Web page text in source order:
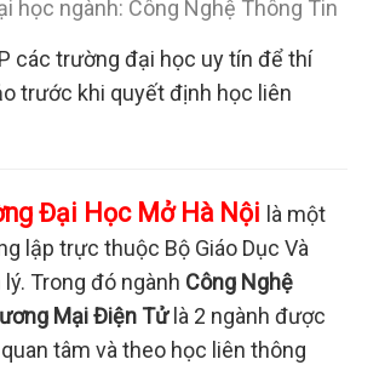
học ngành: Công Nghệ Thông Tin
các trường đại học uy tín để thí
trước khi quyết định học liên
Đại Học Mở Hà Nội là một
lập trực thuộc Bộ Giáo Dục Và
Trong đó ngành Công Nghệ
Mại Điện Tửlà 2 ngành được
tâm và theo học liên thông